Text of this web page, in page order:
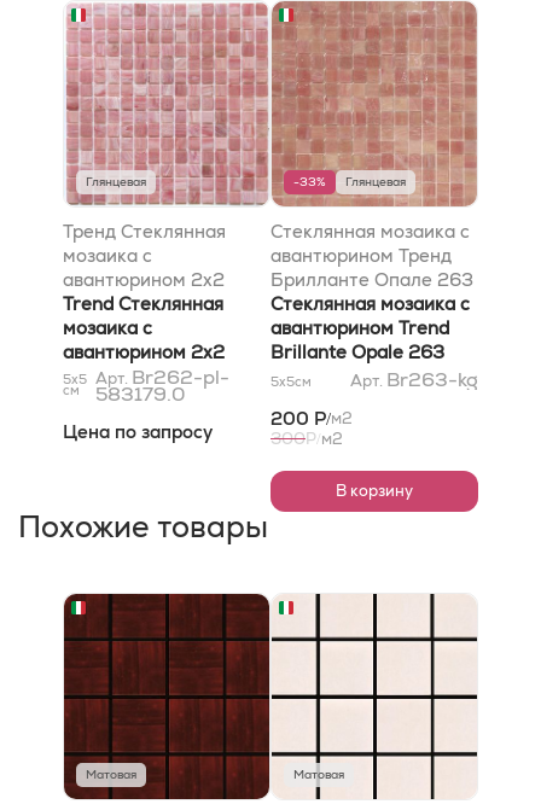
Глянцевая
Тренд Стеклянная
мозаика с
авантюрином 2x2
Брилланте Опале 262
сетка 316х316
Trend Стеклянная
мозаика с
авантюрином 2x2
Brillante Opale 262
сетка 316х316
5x5
см
Арт. Br262-pl-
583179.0
Цена по запросу
-33% Глянцевая
Стеклянная мозаика с
авантюрином Тренд
Брилланте Опале 263
сетка 316x316 (2м2/
кор=20шт) в кг
Стеклянная мозаика с
авантюрином Trend
Brillante Opale 263
сетка 316x316 (2м2/
5x5см Арт. Br263-kg
200 Р/м2
300Р/м2
В корзину
Похожие товары
Матовая Матовая